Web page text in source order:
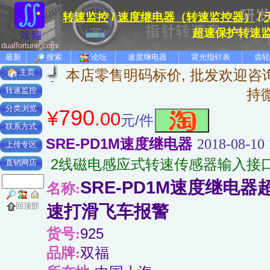
dualfortune.com
转速监控/速度继电器（转速监控器）/
超速保护转速
最新 搜索 论坛 速度继电器 背光指针表
齿
主页
转速监控
分类浏览
联系方式
上传专区
直销网店
回顶部
本店零售明码标价, 批发欢迎
持
¥790.00元/件
SRE-PD1M速度继电器 2018-08-10
2线磁电感应式转速传感器输入接
名称:SRE-PD1M速度继电器
速打滑飞车报警
货号:925
品牌:双福